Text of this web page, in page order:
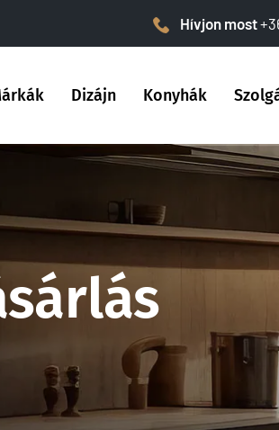
Hívjon most
Dizájn Konyhák